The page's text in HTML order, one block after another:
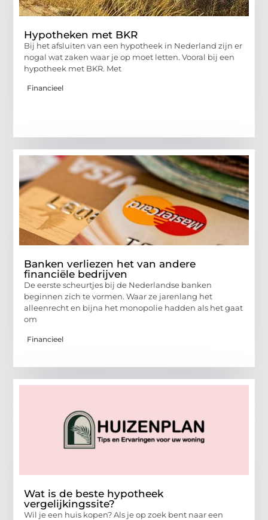
Hypotheken met BKR
Bij het afsluiten van een hypotheek in Nederland zijn er
nogal wat zaken waar je op moet letten. Vooral bij een
hypotheek met BKR. Met
Financieel
Banken verliezen het van andere
financiële bedrijven
De eerste scheurtjes bij de Nederlandse banken
beginnen zich te vormen. Waar ze jarenlang het
alleenrecht en bijna het monopolie hadden als het gaat
om
Financieel
Wat is de beste hypotheek
vergelijkingssite?
Wil je een huis kopen? Als je op zoek bent naar een